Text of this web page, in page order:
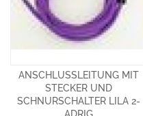
ANSCHLUSSLEITUNG MIT
STECKER UND
SCHNURSCHALTER LILA 2-
ADRIG